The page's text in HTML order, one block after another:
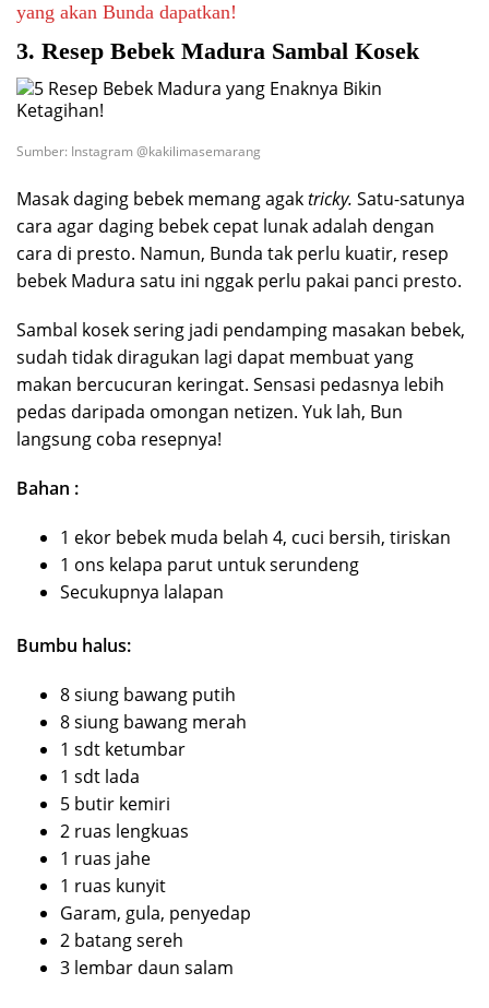
yang akan Bunda dapatkan!
3. Resep Bebek Madura Sambal Kosek
Sumber: Instagram @kakilimasemarang
Masak daging bebek memang agaktricky. Satu-satunya
cara agar daging bebek cepat lunak adalah dengan
cara di presto. Namun, Bunda tak perlu kuatir, resep
bebek Madura satu ini nggak perlu pakai panci presto.
Sambal kosek sering jadi pendamping masakan bebek,
sudah tidak diragukan lagi dapat membuat yang
makan bercucuran keringat. Sensasi pedasnya lebih
pedas daripada omongan netizen. Yuk lah, Bun
langsung coba resepnya!
Bahan :
1 ekor bebek muda belah 4, cuci bersih, tiriskan
1 ons kelapa parut untuk serundeng
Secukupnya lalapan
Bumbu halus:
8 siung bawang putih
8 siung bawang merah
1 sdt ketumbar
1 sdt lada
5 butir kemiri
2 ruas lengkuas
1 ruas jahe
1 ruas kunyit
Garam, gula, penyedap
2 batang sereh
3 lembar daun salam